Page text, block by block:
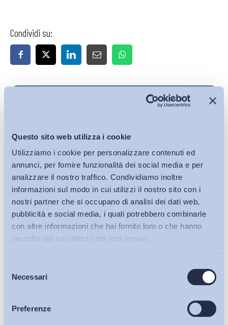
Questo sito web utilizza i cookie
Utilizziamo i cookie per personalizzare contenuti ed
annunci, per fornire funzionalità dei social media e per
analizzare il nostro traffico. Condividiamo inoltre
informazioni sul modo in cui utilizzi il nostro sito con i
nostri partner che si occupano di analisi dei dati web,
pubblicità e social media, i quali potrebbero combinarle
con altre informazioni che hai fornito loro o che hanno
raccolto dal tuo utilizzo dei loro servizi.
delNecessari
Preferenze
Bollettini ADAPT
Articoli
Condividi su:
Iscriviti alla Newsletter